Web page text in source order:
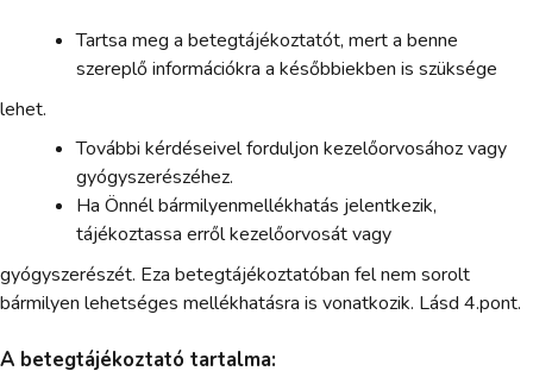
Tartsa meg a betegtájékoztatót, mert a benne
szereplő információkra a későbbiekben is szüksége
lehet.
További kérdéseivel forduljon kezelőorvosához vagy
gyógyszerészéhez.
Ha Önnél bármilyenmellékhatás jelentkezik,
tájékoztassa erről kezelőorvosát vagy
gyógyszerészét. Eza betegtájékoztatóban fel nem sorolt
bármilyen lehetséges mellékhatásra is vonatkozik. Lásd 4.pont.
A betegtájékoztató tartalma: